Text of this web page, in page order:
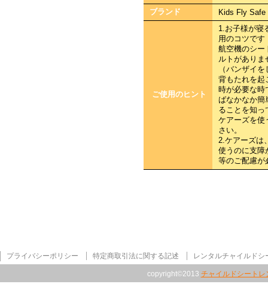
ブランド
Kids Fly Safe
ご使用のヒント
1.お子様が寝
用のコツです
航空機のシー
ルトがあり
（バンザイ
背もたれを起
時が必要な時
ばなかなか簡
ることを知っ
ケアーズを使
さい。
2.ケアーズは
使うのに支障
等のご配慮が
copyright©2013 チャイルドシートレ
プライバシーポリシー 特定商取引法に関する記述 レンタルチャイルドシ